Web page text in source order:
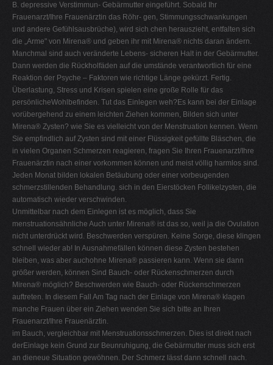
B. depressive Verstimmun- Gebärmutter eingeführt. Sobald Ihr
Frauenarzt/Ihre Frauenärztin das Röhr- gen, Stimmungsschwankungen
und andere Gefühlsausbrüche), wird sich chen herauszieht, entfalten sich
die „Arme" von Mirena® und geben ihr mit Mirena® nichts daran ändern.
Manchmal sind auch veränderte Lebens- sicheren Halt in der Gebärmutter.
Dann werden die Rückholfäden auf die umstände verantwortlich für eine
Reaktion der Psyche – Faktoren wie richtige Länge gekürzt. Fertig.
Überlastung, Stress und Krisen spielen eine große Rolle für das
persönlicheWohlbefinden. Tut das Einlegen weh?Es kann bei der Einlage
vorübergehend zu einem leichten Ziehen kommen, Bilden sich unter
Mirena® Zysten? wie Sie es vielleicht von der Menstruation kennen. Wenn
Sie empfindlich auf Zysten sind mit einer Flüssigkeit gefüllte Bläschen, die
in vielen Organen Schmerzen reagieren, fragen Sie Ihren Frauenarzt/Ihre
Frauenärztin nach einer vorkommen können und meist völlig harmlos sind.
Jeden Monat bilden lokalen Betäubung oder einer vorbeugenden
schmerzstillenden Behandlung. sich in den Eierstöcken Follikelzysten, die
automatisch wieder verschwinden.
Unmittelbar nach dem Einlegen ist es möglich, dass Sie
menstruationsähnliche Auch unter Mirena® ist das so, weil ja die Ovulation
nicht unterdrückt wird. Beschwerden verspüren. Keine Sorge, diese klingen
schnell wieder ab! In Ausnahmefällen können diese Zysten bestehen
bleiben, was aber auchohne Mirena® passieren kann. Wenn sie dann
größer werden, können Sind Bauch- oder Rückenschmerzen durch
Mirena® möglich? Beschwerden wie Bauch- oder Rückenschmerzen
auftreten. In diesem Fall Am Tag nach der Einlage von Mirena® klagen
manche Frauen über ein Ziehen wenden Sie sich bitte an Ihren
Frauenarzt/Ihre Frauenärztin.
im Bauch, vergleichbar mit Menstruationsschmerzen. Dies ist direkt nach
derEinlage kein Grund zur Beunruhigung, die Gebärmutter muss sich erst
an dieneue Situation gewöhnen. Der Schmerz lässt dann schnell nach.